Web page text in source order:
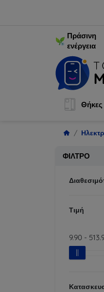
Πράσινη
ενέργεια
Θήκες
ΦΊΛΤΡΟ
Τιμή
9.90 -